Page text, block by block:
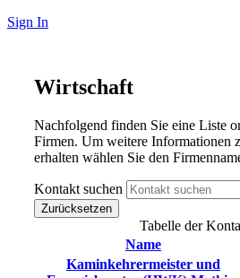
Sign In
Wirtschaft
Nachfolgend finden Sie eine Liste
Firmen. Um weitere Informationen
erhalten wählen Sie den
Kontakt suchen
Zurücksetzen
Tabelle der
Name
Kaminkehrermeister und